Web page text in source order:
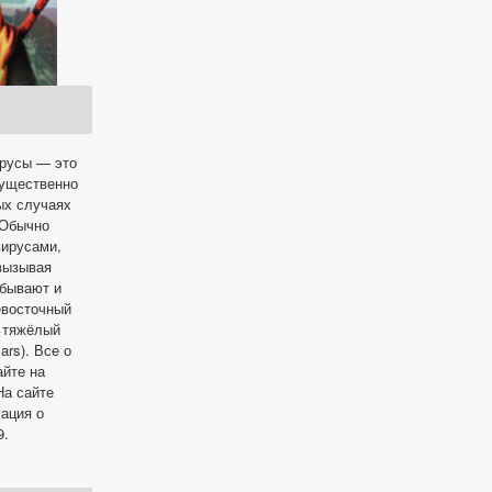
— это
случаях
и
Все о
на
сайте
о